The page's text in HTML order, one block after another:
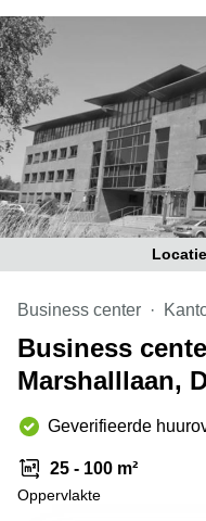
Tilburg
Amsterdam
Westpoort
Business
center
Business
center
Den
Haag
Coworking
space
Breda
Coworking
in Arnhem
Coworking
Hilversum
Coworking
space
Zwolle
Business center
Business
Marshalllaan,
Geverifieerde
25 - 100 m²
Oppervlakte